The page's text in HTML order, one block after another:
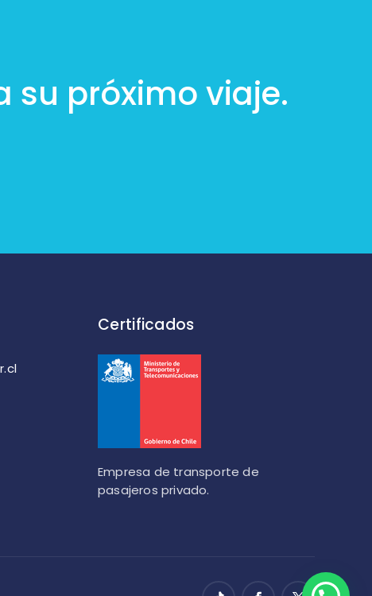
su próximo viaje.
Certificados
Empresa de transporte de
pasajeros privado.